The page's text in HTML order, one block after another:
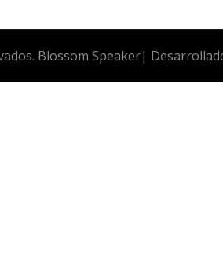
Blossom Speaker|